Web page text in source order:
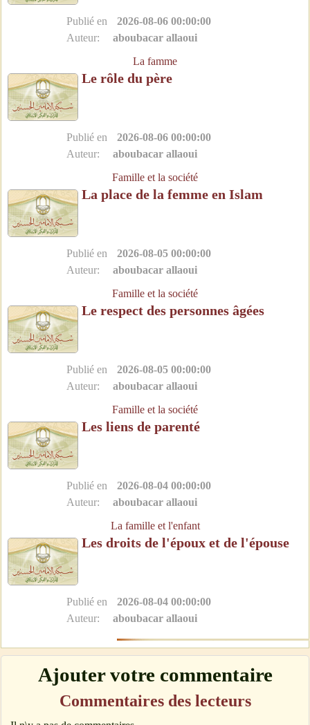
Publié en
2026-08-06 00:00:00
Auteur:
aboubacar allaoui
La famme
Le rôle du père
Publié en
2026-08-06 00:00:00
Auteur:
aboubacar allaoui
Famille et la société
La place de la femme en Islam
Publié en
2026-08-05 00:00:00
Auteur:
aboubacar allaoui
Famille et la société
Le respect des personnes âgées
Publié en
2026-08-05 00:00:00
Auteur:
aboubacar allaoui
Famille et la société
Les liens de parenté
Publié en
2026-08-04 00:00:00
Auteur:
aboubacar allaoui
La famille et l'enfant
Les droits de l'époux et de l'épouse
Publié en
2026-08-04 00:00:00
Auteur:
aboubacar allaoui
Ajouter votre commentaire
Commentaires des lecteurs